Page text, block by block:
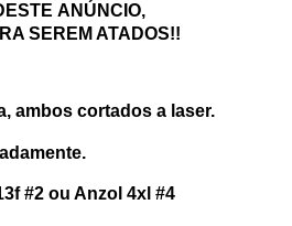
ANÚNCIO,
SEREM ATADOS!!
ambos cortados a laser.
#2 ou Anzol 4xl #4